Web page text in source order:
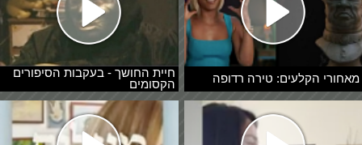
מאחורי הקלעים: טירה רדופה
חיית החושך - בעקבות הסיפורים
הקסומים